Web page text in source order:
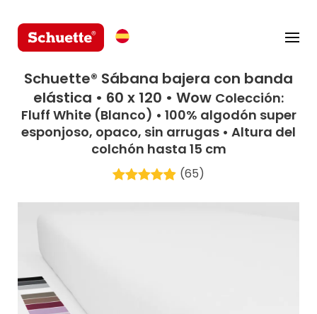
Schuette® Sábana bajera con banda
elástica • 60 x 120 • Wow Colección:
Fluff White (Blanco) • 100% algodón super
esponjoso, opaco, sin arrugas • Altura del
colchón hasta 15 cm
(65)